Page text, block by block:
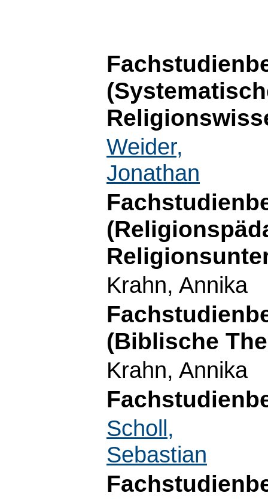
Weider,
Jonathan
Krahn, Annika
(Biblische
Krahn, Annika
Scholl,
Sebastian